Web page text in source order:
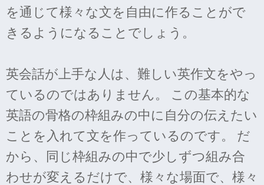
を通じて様々な文を自由に作ることがで
きるようになることでしょう。
英会話が上手な人は、難しい英作文をやっ
ているのではありません。 この基本的な
英語の骨格の枠組みの中に自分の伝えたい
ことを入れて文を作っているのです。 だ
から、同じ枠組みの中で少しずつ組み合
わせが変えるだけで、様々な場面で、様々